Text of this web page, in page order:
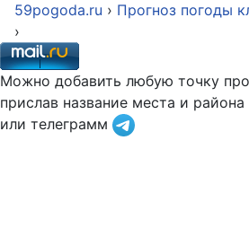
59pogoda.ru › Прогноз погоды
›
Можно добавить любую точку
прислав название места и района
или телеграмм